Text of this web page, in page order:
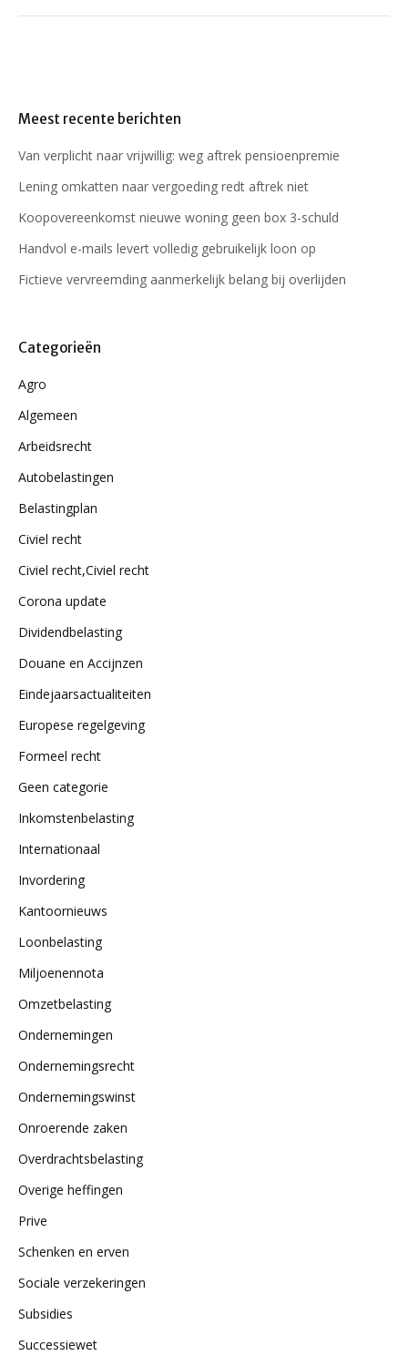
Meest recente berichten
Van verplicht naar vrijwillig: weg aftrek pensioenpremie
Lening omkatten naar vergoeding redt aftrek niet
Koopovereenkomst nieuwe woning geen box 3-schuld
Handvol e-mails levert volledig gebruikelijk loon op
Fictieve vervreemding aanmerkelijk belang bij overlijden
Categorieën
Agro
Algemeen
Arbeidsrecht
Autobelastingen
Belastingplan
Civiel recht
Civiel recht,Civiel recht
Corona update
Dividendbelasting
Douane en Accijnzen
Eindejaarsactualiteiten
Europese regelgeving
Formeel recht
Geen categorie
Inkomstenbelasting
Internationaal
Invordering
Kantoornieuws
Loonbelasting
Miljoenennota
Omzetbelasting
Ondernemingen
Ondernemingsrecht
Ondernemingswinst
Onroerende zaken
Overdrachtsbelasting
Overige heffingen
Prive
Schenken en erven
Sociale verzekeringen
Subsidies
Successiewet